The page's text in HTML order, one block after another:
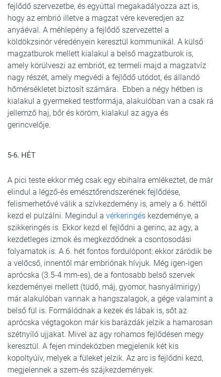
fejlődő szervezetbe, és egyúttal megakadályozza azt is,
hogy az embrió illetve a magzat vére keveredjen az
anyáéval. A méhlepény a fejlődő szervezettel a
köldökzsinór véredényein keresztül kommunikál. A külső
magzatburok mellett kialakul a belső magzatburok is,
amely körülveszi az embriót, ez termeli majd a magzatvíz
nagy részét, amely megvédi a fejlődő utódot, és állandó
hőmérsékletet biztosít számára. Ebben a négy hétben is
kialakul a gyermeked testformája, alakulóban van a csak rá
jellemző haj, bőr és köröm, kialakul az agya és
gerincvelője.
5-6. HÉT
A pici teste ekkor még csak egy ebihalra emlékeztet, de már
elindul a légző-és emésztőrendszerének fejlődése,
felismerhetővé válik a szívkezdemény is, amely a 6. héttől
kezd el pulzálni. Megindul a vérkeringés kezdeménye, a
szikkeringés is. Ekkor kezd el fejlődni a gerinc, az agy, a
kezdetleges izmok és megkezdődnek a csontosodási
folyamatok is. A 6. hét fontos fordulópont: ekkor záródik be
a velőcső, innentől már embriónak hívjuk. Még igen-igen
aprócska (3.5-4 mm-es), de a fontosabb belső szervek
kezdeményei mellett (tüdő, máj, gyomor, hasnyálmirigy)
már alakulóban vannak a hangszalagok, a gége valamint a
belső fül is. Formálódnak a kezek és lábak is, sőt az
aprócska végtagokon már kis barázdák jelzik a hamarosan
szétnyíló ujjakat. Mivel az agy rohamos fejlődésen megy
keresztül. A fejen mindeközben megjelenik két kis
kopoltyúív, melyek a füleket jelzik. Az arc is fejlődni kezd,
megjelennek a szem-és szájkezdemények.